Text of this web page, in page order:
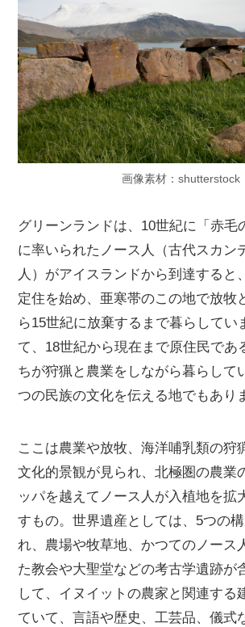
画像素材：shutterstock
グリーンランドは、10世紀に「赤毛
に率いられたノース人（古代スカン
人）がアイスランドから到達すると
定住を始め、亜寒帯のこの地で放牧
ら15世紀に放棄するまで暮らしてい
て、18世紀から現在まで原住民であ
ちが狩猟と農業をしながら暮らして
つの民族の文化を伝える地でもあり
ここは農業や放牧、海洋哺乳類の狩
文化的景観が見られ、北極圏の農業
ッパを越えてノース人が入植地を拡
すもの。世界遺産としては、5つの
れ、農場や牧草地、かつてのノース
た教会や大聖堂などの考古学遺跡が
して、イヌイットの農家と関連する
ていて、言語や歴史、工芸品、儀式